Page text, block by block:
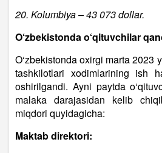
20. Kolumbiya – 43 073 dollar.
O‘zbekistonda o‘qituvchilar
O‘zbekistonda oxirgi marta 2023
tashkilotlari xodimlarining ish
oshirilgandi. Ayni paytda
malaka darajasidan kelib
miqdori quyidagicha:
Maktab direktori: